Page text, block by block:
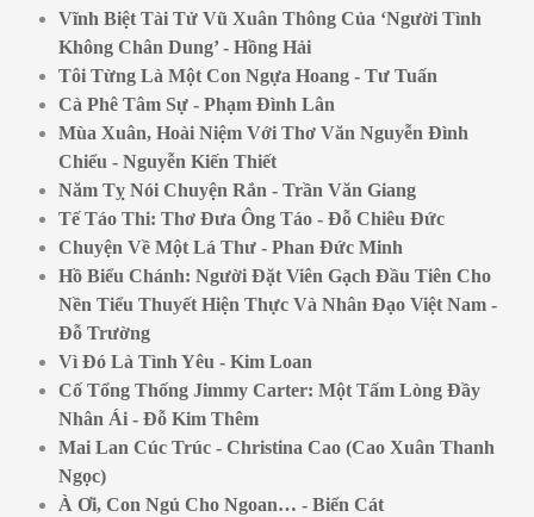
Vĩnh Biệt Tài Tử Vũ Xuân Thông Của ‘Người Tình
Không Chân Dung’ - Hồng Hải
Tôi Từng Là Một Con Ngựa Hoang - Tư Tuấn
Cà Phê Tâm Sự - Phạm Đình Lân
Mùa Xuân, Hoài Niệm Với Thơ Văn Nguyễn Đình
Chiểu - Nguyễn Kiến Thiết
Năm Tỵ Nói Chuyện Rắn - Trần Văn Giang
Tế Táo Thi: Thơ Đưa Ông Táo - Đỗ Chiêu Đức
Chuyện Về Một Lá Thư - Phan Đức Minh
Hồ Biểu Chánh: Người Đặt Viên Gạch Đầu Tiên Cho
Nền Tiểu Thuyết Hiện Thực Và Nhân Đạo Việt Nam -
Đỗ Trường
Vì Đó Là Tình Yêu - Kim Loan
Cố Tổng Thống Jimmy Carter: Một Tấm Lòng Đầy
Nhân Ái - Đỗ Kim Thêm
Mai Lan Cúc Trúc - Christina Cao (Cao Xuân Thanh
Ngọc)
À Ơi, Con Ngủ Cho Ngoan… - Biển Cát